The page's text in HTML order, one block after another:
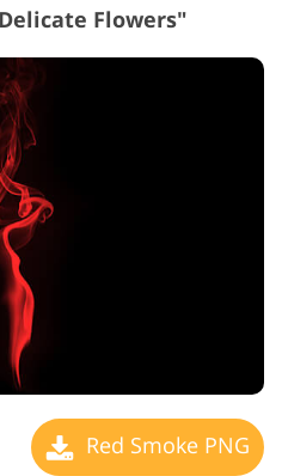
Flowers"
Red Smoke PNG